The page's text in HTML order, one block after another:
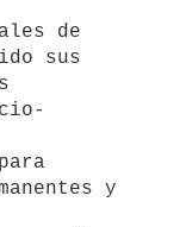
de
sus
y